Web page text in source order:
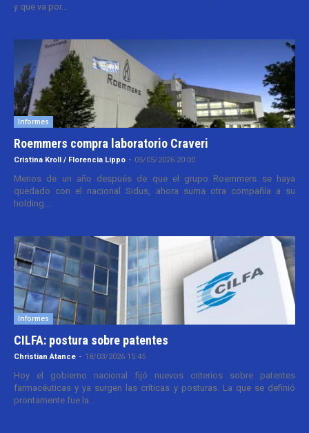
y que va por...
Informes
Roemmers compra laboratorio Craveri
Cristina Kroll / Florencia Lippo - 05/05/2026 20:00
Menos de un año después de que el grupo Roemmers se haya
quedado con el nacional Sidus, ahora suma otra compañía a su
holding....
Informes
CILFA: postura sobre patentes
Christian Atance - 18/03/2026 15:45
Hoy el gobierno nacional fijó nuevos criterios sobre patentes
farmacéuticas y ya surgen las críticas y posturas. La que se definió
prontamente fue la...